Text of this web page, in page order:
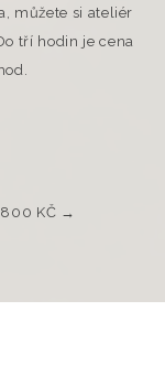
můžete si ateliér
tří hodin je cena
800 KČ →